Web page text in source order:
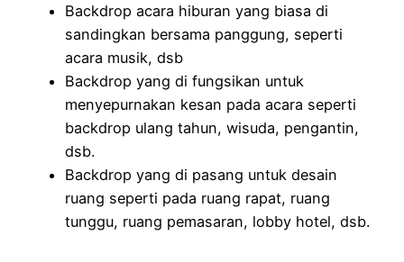
Backdrop acara hiburan yang biasa di
sandingkan bersama panggung, seperti
acara musik, dsb
Backdrop yang di fungsikan untuk
menyepurnakan kesan pada acara seperti
backdrop ulang tahun, wisuda, pengantin,
dsb.
Backdrop yang di pasang untuk desain
ruang seperti pada ruang rapat, ruang
tunggu, ruang pemasaran, lobby hotel, dsb.